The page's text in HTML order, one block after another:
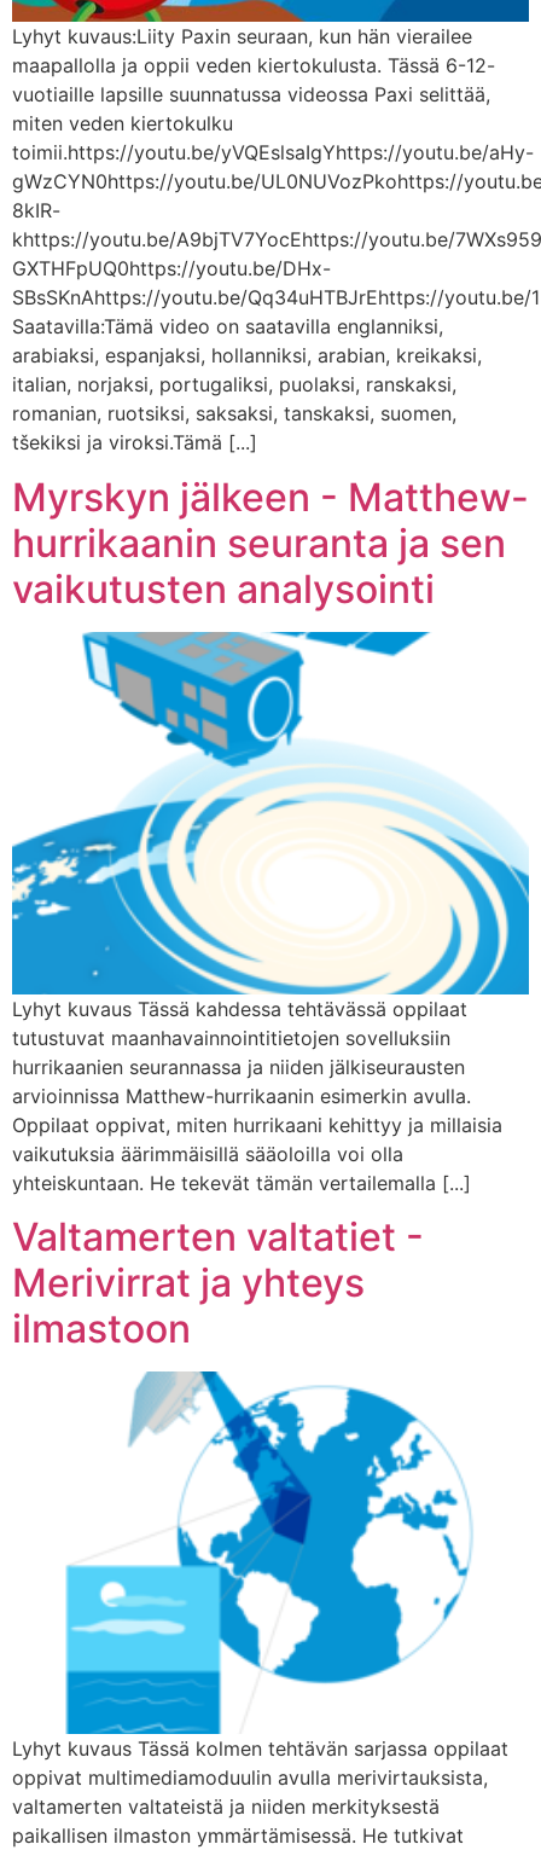
Lyhyt kuvaus:Liity Paxin seuraan, kun hän vierailee
maapallolla ja oppii veden kiertokulusta. Tässä 6-12-
vuotiaille lapsille suunnatussa videossa Paxi selittää,
miten veden kiertokulku
toimii.https://youtu.be/yVQEslsaIgYhttps://youtu.be/aHy-
gWzCYN0https://youtu.be/UL0NUVozPkohttps://
8kIR-
khttps://youtu.be/A9bjTV7YocEhttps://youtu.be/
GXTHFpUQ0https://youtu.be/DHx-
SBsSKnAhttps://youtu.be/Qq34uHTBJrEhttps://
Saatavilla:Tämä video on saatavilla englanniksi,
arabiaksi, espanjaksi, hollanniksi, arabian, kreikaksi,
italian, norjaksi, portugaliksi, puolaksi, ranskaksi,
romanian, ruotsiksi, saksaksi, tanskaksi, suomen,
tšekiksi ja viroksi.Tämä [...]
Myrskyn jälkeen - Matthew-
hurrikaanin seuranta ja sen
vaikutusten analysointi
Lyhyt kuvaus Tässä kahdessa tehtävässä oppilaat
tutustuvat maanhavainnointitietojen sovelluksiin
hurrikaanien seurannassa ja niiden jälkiseurausten
arvioinnissa Matthew-hurrikaanin esimerkin avulla.
Oppilaat oppivat, miten hurrikaani kehittyy ja millaisia
vaikutuksia äärimmäisillä sääoloilla voi olla
yhteiskuntaan. He tekevät tämän vertailemalla [...]
Valtamerten valtatiet -
Merivirrat ja yhteys
ilmastoon
Lyhyt kuvaus Tässä kolmen tehtävän sarjassa oppilaat
oppivat multimediamoduulin avulla merivirtauksista,
valtamerten valtateistä ja niiden merkityksestä
paikallisen ilmaston ymmärtämisessä. He tutkivat